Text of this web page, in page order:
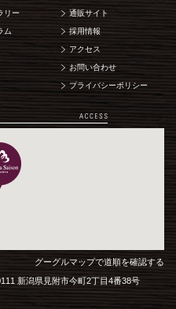
リー
ム
通販サイト
採用情報
アクセス
お問い合わせ
プライバシーポリシー
グーグルマップで道順を確認する
新潟県見附市今町2丁目4番38号